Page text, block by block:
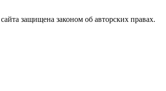
защищена законом об авторских правах.